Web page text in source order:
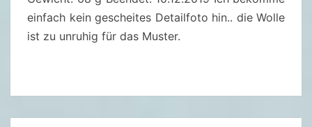
einfach kein gescheites Detailfoto hin.. die Wolle
ist zu unruhig für das Muster.